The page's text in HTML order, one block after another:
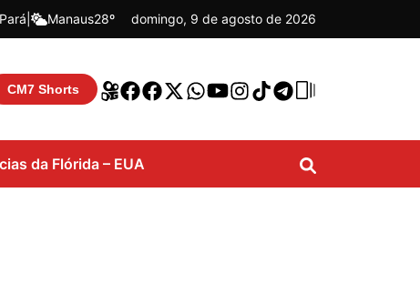
Pará Manaus28º domingo, 9 de agosto de 2026
CM7 Shorts
da Flórida – EUA